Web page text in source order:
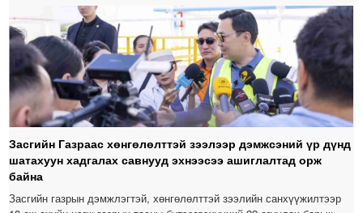
Засгийн Газраас хөнгөлөлттэй зээлээр дэмжсэний үр дүнд
шатахуун хадгалах савнууд эхнээсээ ашиглалтад орж
байна
Засгийн газрын дэмжлэгтэй, хөнгөлөлттэй зээлийн санхүүжилтээр